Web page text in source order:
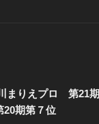
まりえプロ 第21期
期第７位